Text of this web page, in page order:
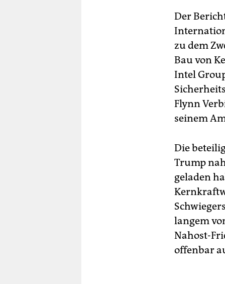
Der
zu dem
Bau von
Intel
Flynn
seinem
Die
Trump
geladen
langem
Nahost-
offenbar